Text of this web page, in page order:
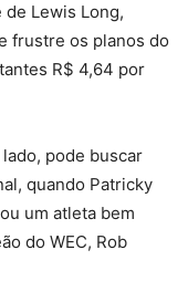
Lewis Long,
frustre os planos do
R$ 4,64 por
pode buscar
quando Patricky
um atleta bem
do WEC, Rob